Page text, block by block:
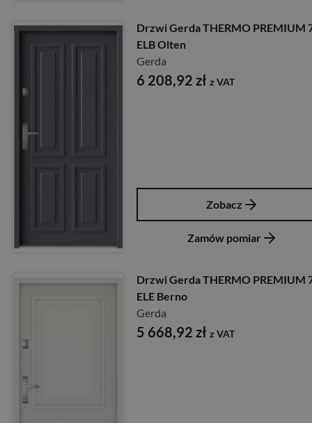
Drzwi Gerda THERMO PREMIUM
ELB Olten
Gerda
6 208,92 zł z VAT
Zobacz
Zamów pomiar
Drzwi Gerda THERMO PREMIUM
ELE Berno
Gerda
5 668,92 zł z VAT